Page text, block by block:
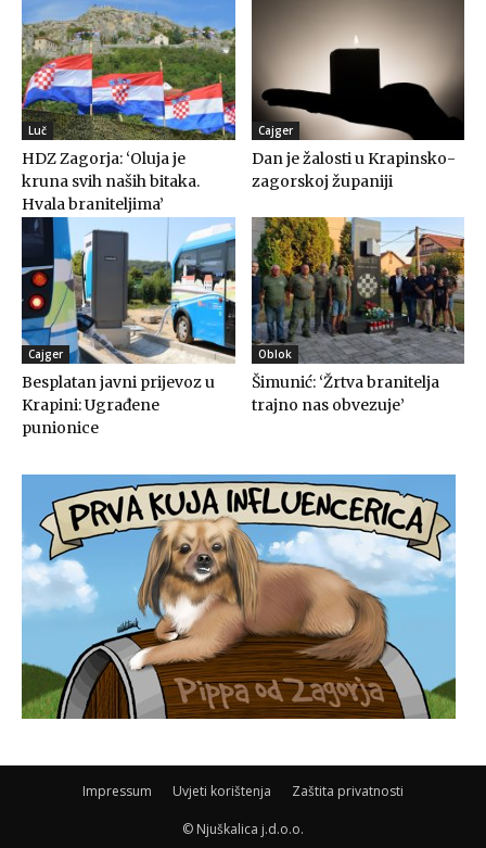
Luč
HDZ Zagorja: ‘Oluja je
kruna svih naših bitaka.
Hvala braniteljima’
Cajger
Dan je žalosti u Krapinsko-
zagorskoj županiji
Cajger
Besplatan javni prijevoz u
Krapini: Ugrađene
punionice
Oblok
Šimunić: ‘Žrtva branitelja
trajno nas obvezuje’
Impressum Uvjeti korištenja Zaštita privatnosti
© Njuškalica j.d.o.o.